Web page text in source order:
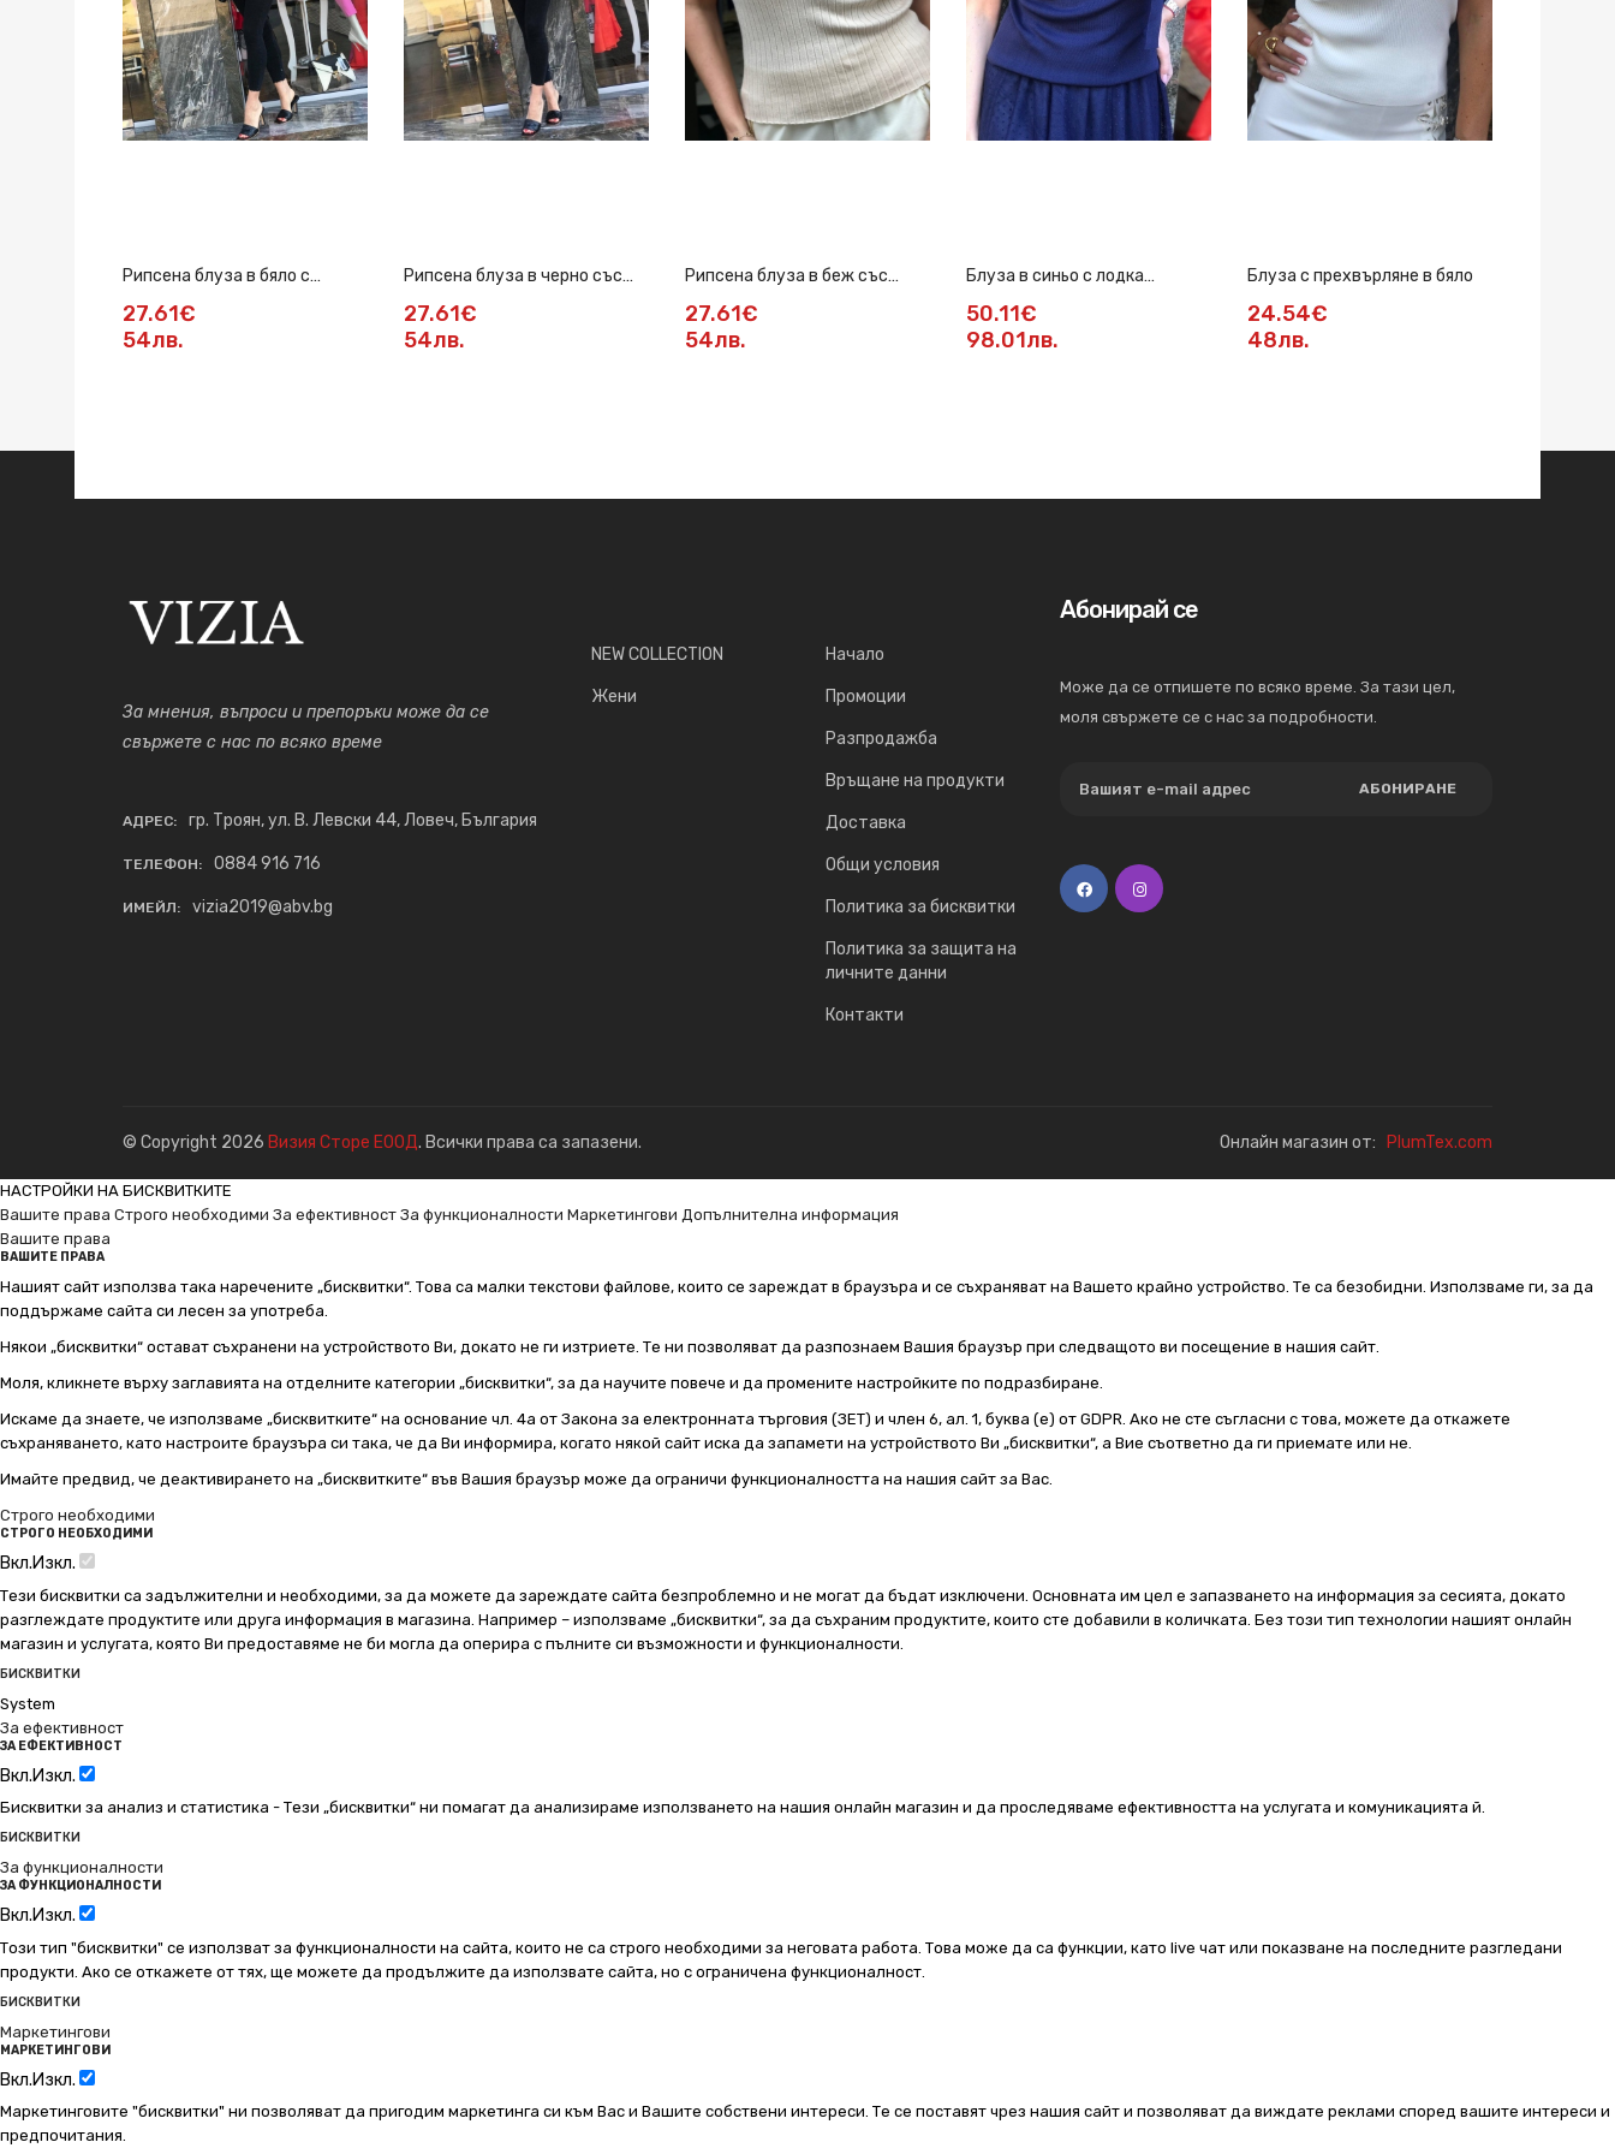
Рипсена блуза в бяло с
златна верижка
27.61€
54лв.
Рипсена блуза в черно със
златна верижка
27.61€
54лв.
Рипсена блуза в беж със
златиста верижка
27.61€
54лв.
Блуза в синьо с лодка
деколте
50.11€
98.01лв.
Блуза с прехвърляне в бяло
24.54€
48лв.
За мнения, въпроси и препоръки може да се
свържете с нас по всяко време
АДРЕС: гр. Троян, ул. В. Левски 44, Ловеч, България
ТЕЛЕФОН: 0884 916 716
ИМЕЙЛ: vizia2019@abv.bg
NEW COLLECTION
Жени
Начало
Промоции
Разпродажба
Връщане на продукти
Доставка
Общи условия
Политика за бисквитки
Политика за защита на
личните данни
Контакти
Абонирай се
Може да се отпишете по всяко време. За тази цел,
моля свържете се с нас за подробности.
АБОНИРАНЕ
© Copyright 2026 Визия Сторе ЕООД. Всички права са запазени. Онлайн магазин от: PlumTex.com
НАСТРОЙКИ НА БИСКВИТКИТЕ
Вашите права Строго необходими За ефективност За функционалности Маркетингови Допълнителна информация
Вашите права
ВАШИТЕ ПРАВА
Нашият сайт използва така наречените „бисквитки“. Това са малки текстови файлове, които се зареждат в браузъра и се съхраняват на Вашето крайно устройство. Те са безобидни. Използваме ги, за да
поддържаме сайта си лесен за употреба.
Някои „бисквитки“ остават съхранени на устройството Ви, докато не ги изтриете. Те ни позволяват да разпознаем Вашия браузър при следващото ви посещение в нашия сайт.
Моля, кликнете върху заглавията на отделните категории „бисквитки“, за да научите повече и да промените настройките по подразбиране.
Искаме да знаете, че използваме „бисквитките“ на основание чл. 4а от Закона за електронната търговия (ЗЕТ) и член 6, ал. 1, буква (е) от GDPR. Ако не сте съгласни с това, можете да откажете
съхраняването, като настроите браузъра си така, че да Ви информира, когато някой сайт иска да запамети на устройството Ви „бисквитки“, а Вие съответно да ги приемате или не.
Имайте предвид, че деактивирането на „бисквитките“ във Вашия браузър може да ограничи функционалността на нашия сайт за Вас.
Строго необходими
СТРОГО НЕОБХОДИМИ
Вкл.Изкл.
Тези бисквитки са задължителни и необходими, за да можете да зареждате сайта безпроблемно и не могат да бъдат изключени. Основната им цел е запазването на информация за сесията, докато
разглеждате продуктите или друга информация в магазина. Например – използваме „бисквитки“, за да съхраним продуктите, които сте добавили в количката. Без този тип технологии нашият онлайн
магазин и услугата, която Ви предоставяме не би могла да оперира с пълните си възможности и функционалности.
БИСКВИТКИ
System
За ефективност
ЗА ЕФЕКТИВНОСТ
Вкл.Изкл.
Бисквитки за анализ и статистика - Тези „бисквитки“ ни помагат да анализираме използването на нашия онлайн магазин и да проследяваме ефективността на услугата и комуникацията й.
БИСКВИТКИ
За функционалности
ЗА ФУНКЦИОНАЛНОСТИ
Вкл.Изкл.
Този тип "бисквитки" се използват за функционалности на сайта, които не са строго необходими за неговата работа. Това може да са функции, като live чат или показване на последните разгледани
продукти. Ако се откажете от тях, ще можете да продължите да използвате сайта, но с ограничена функционалност.
БИСКВИТКИ
Маркетингови
МАРКЕТИНГОВИ
Вкл.Изкл.
Маркетинговите "бисквитки" ни позволяват да пригодим маркетинга си към Вас и Вашите собствени интереси. Те се поставят чрез нашия сайт и позволяват да виждате реклами според вашите интереси и
предпочитания.